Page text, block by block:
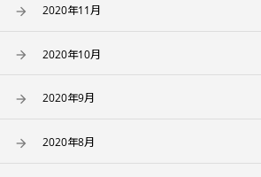
2020年11月
2020年10月
2020年9月
2020年8月